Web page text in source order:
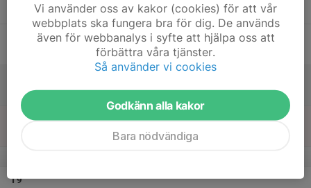
19
Vi använder oss av kakor (cookies) för att vår
webbplats ska fungera bra för dig. De används
även för webbanalys i syfte att hjälpa oss att
förbättra våra tjänster.
Så använder vi cookies
Godkänn alla kakor
Bara nödvändiga